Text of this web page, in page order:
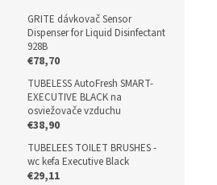
GRITE dávkovač Sensor
Dispenser for Liquid Disinfectant
928B
€78,70
TUBELESS AutoFresh SMART-
EXECUTIVE BLACK na
osviežovače vzduchu
€38,90
TUBELEES TOILET BRUSHES -
wc kefa Executive Black
€29,11